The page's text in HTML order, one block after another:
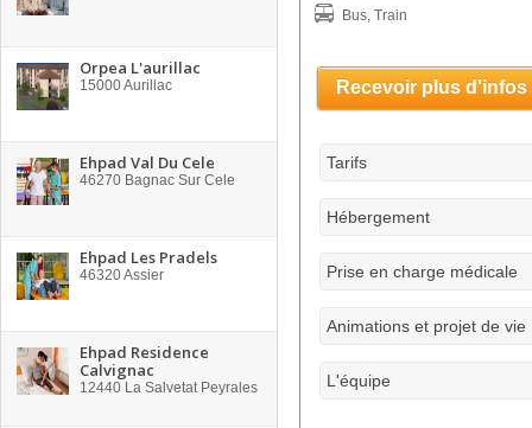
Orpea L'aurillac
15000Aurillac
Ehpad Val Du Cele
46270 Bagnac Sur Cele
Ehpad Les Pradels
46320Assier
Ehpad Residence
Calvignac
12440 La Salvetat Peyrales
Bus, Train
Recevoir plus d'infos
Tarifs
Hébergement
Prise en charge médicale
Animations et projet de vie
L'équipe